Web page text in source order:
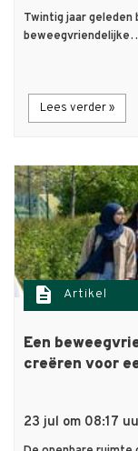
Twintig jaar geleden
Lees verder »
description Artikel
Een
creëren voor
23 jul om 08:17